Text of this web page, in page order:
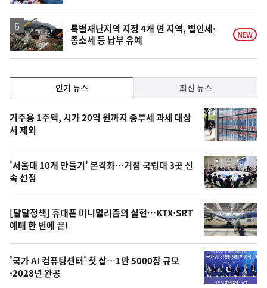
상
승
특별재난지역 지정 4개 면 지역, 법인세·
종소세 등 납부 유예
NEW
기,
최
신,
오
늘
의
영
상
오
인기 뉴스 최신 뉴스
기
뉴
스
거주용 1주택, 시가 20억 원까지 종부세 과세 대상
서 제외
'서울대 10개 만들기' 본격화…거점 국립대 3곳 신
속 선정
[달달정책] 휴대폰 미니멀리즘의 실현…KTX·SRT
예매 한 번에 끝!
'국가 AI 컴퓨팅센터' 첫 삽…1만 5000장 규모
·2028년 완공